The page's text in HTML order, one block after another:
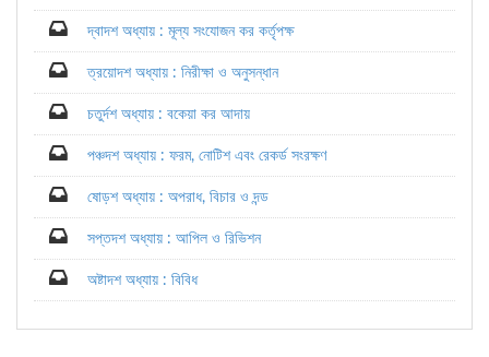
দ্বাদশ অধ্যায় : মূল্য সংযোজন কর কর্তৃপক্ষ
ত্রয়োদশ অধ্যায় : নিরীক্ষা ও অনুসন্ধান
চতুর্দশ অধ্যায় : বকেয়া কর আদায়
পঞ্চদশ অধ্যায় : ফরম, নোটিশ এবং রেকর্ড সংরক্ষণ
ষোড়শ অধ্যায় : অপরাধ, বিচার ও দন্ড
সপ্তদশ অধ্যায় : আপিল ও রিভিশন
অষ্টাদশ অধ্যায় : বিবিধ